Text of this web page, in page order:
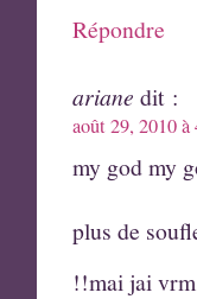
Répondre
ariane dit :
août 29, 2010 à
my god my
plus de
!!mai jai vrm